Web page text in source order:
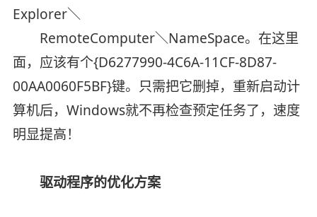
Explorer＼
RemoteComputer＼NameSpace。在这里
面，应该有个{D6277990-4C6A-11CF-8D87-
00AA0060F5BF}键。只需把它删掉，重新启动计
算机后，Windows就不再检查预定任务了，速度
明显提高！
驱动程序的优化方案